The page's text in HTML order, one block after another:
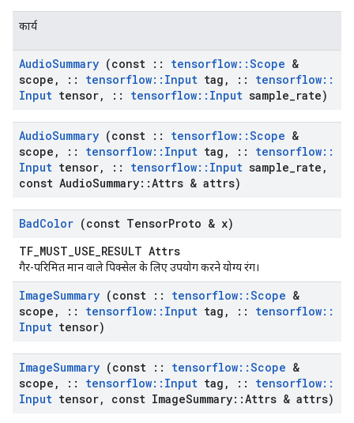
कार्य
AudioSummary (const :: tensorflow::Scope &
scope , :: tensorflow:: Input tag , :: tensorflow::
Input tensor, :: tensorflow:: Input sample rate)
AudioSummary (const :: tensorflow::Scope &
scope , :: tensorflow:: Input tag , :: tensorflow::
Input tensor, :: tensorflow:: Input sample rate ,
const AudioSummary::Attrs & attrs)
BadColor (const TensorProto & x)
TF_MUST_USE_RESULT Attrs
गैर-परिमित मान वाले पिक्सेल के लिए उपयोग करने योग्य रंग।
ImageSummary (const :: tensorflow::Scope &
scope , :: tensorflow:: Input tag , :: tensorflow::
Input tensor)
ImageSummary (const :: tensorflow::Scope &
scope , :: tensorflow:: Input tag , :: tensorflow::
Input tensor, const ImageSummary::Attrs & attrs)